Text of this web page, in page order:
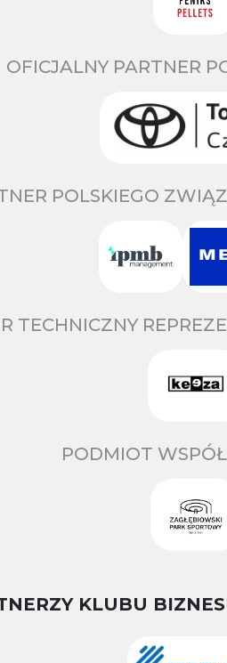
OFICJALNY PARTNER
POLSKIEGO
TECHNICZNY
PODMIOT
KLUBU